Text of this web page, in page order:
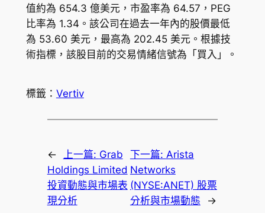
值約為 654.3 億美元，市盈率為 64.57，PEG
比率為 1.34。該公司在過去一年內的股價最低
為 53.60 美元，最高為 202.45 美元。根據技
術指標，該股目前的交易情緒信號為「買入」。
標籤： Vertiv
← 上一篇: Grab
Holdings Limited
投資動態與市場表
現分析
下一篇: Arista
Networks
(NYSE:ANET) 股票
分析與市場動態
→